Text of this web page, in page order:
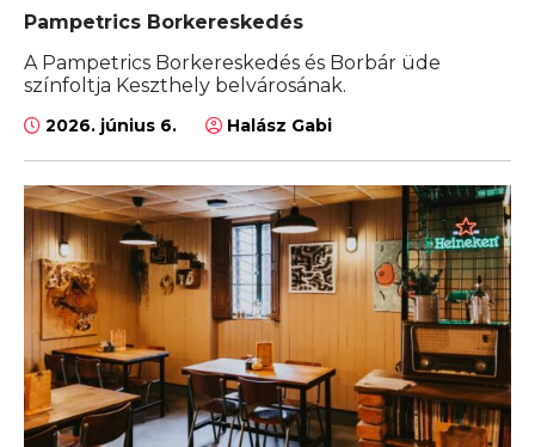
Pampetrics Borkereskedés
A Pampetrics Borkereskedés és Borbár üde
színfoltja Keszthely belvárosának.
2026. június 6. Halász Gabi